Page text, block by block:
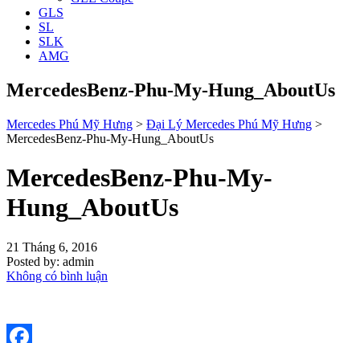
GLS
SL
SLK
AMG
MercedesBenz-Phu-My-Hung_AboutUs
Mercedes Phú Mỹ Hưng > Đại Lý Mercedes Phú Mỹ Hưng >
MercedesBenz-Phu-My-Hung_AboutUs
MercedesBenz-Phu-My-
Hung_AboutUs
21 Tháng 6, 2016
Posted by: admin
Không có bình luận